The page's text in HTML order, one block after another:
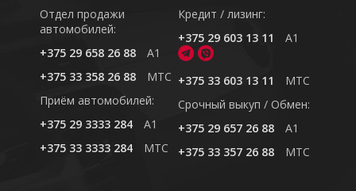
Отдел продажи
автомобилей:
+375 29 658 26 88
A1
+375 33 358 26 88
MTC
Приём автомобилей:
+375 29 3333 284
A1
+375 33 3333 284
MTC
Кредит / лизинг:
+375 29 603 13 11
A1
+375 33 603 13 11
MTC
Cрочный выкуп / Обмен:
+375 29 657 26 88
A1
+375 33 357 26 88
MTC